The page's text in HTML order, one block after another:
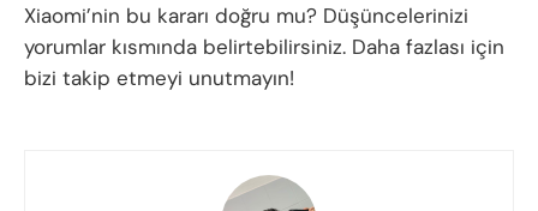
Xiaomi’nin bu kararı doğru mu? Düşüncelerinizi
yorumlar kısmında belirtebilirsiniz. Daha fazlası için
bizi takip etmeyi unutmayın!